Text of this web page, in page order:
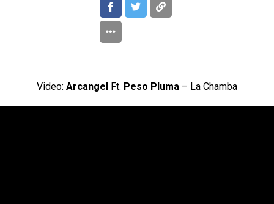
Video: Arcangel Ft. Peso Pluma – La Chamba